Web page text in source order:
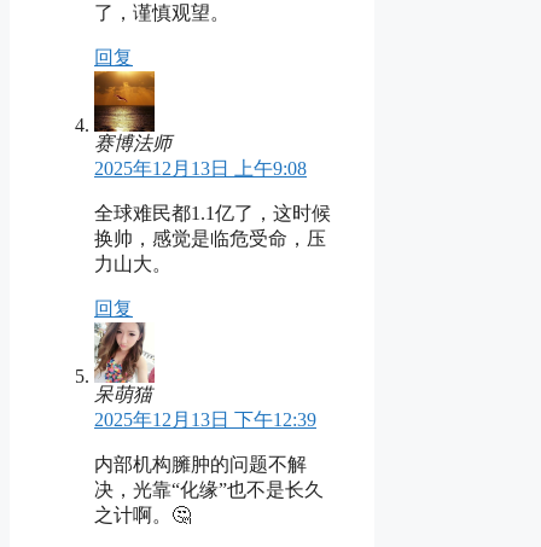
了，谨慎观望。
回复
赛博法师
2025年12月13日 上午9:08
全球难民都1.1亿了，这时候
换帅，感觉是临危受命，压
力山大。
回复
呆萌猫
2025年12月13日 下午12:39
内部机构臃肿的问题不解
决，光靠“化缘”也不是长久
之计啊。🤔